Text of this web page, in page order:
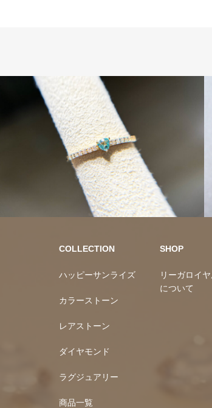
COLLECTION
ハッピーサンライズ
カラーストーン
レアストーン
ダイヤモンド
ラグジュアリー
商品一覧
SHOP
リーガロイ
について